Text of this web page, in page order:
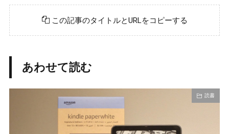
この記事のタイトルとURLをコピーする
あわせて読む
読書